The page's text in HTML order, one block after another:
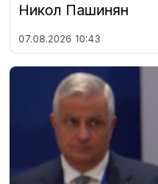
Никол Пашинян
07.08.2026 10:43